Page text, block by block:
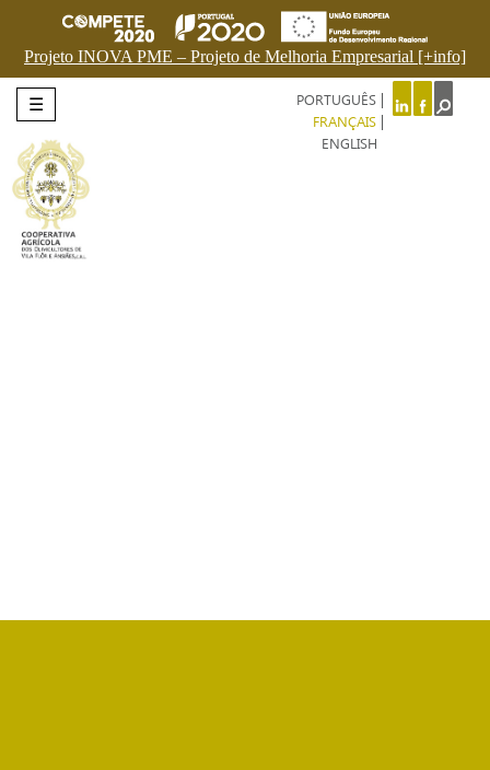
Projeto INOVA PME – Projeto de Melhoria Empresarial [+info]
PORTUGUÊS
FRANÇAIS
ENGLISH
☰